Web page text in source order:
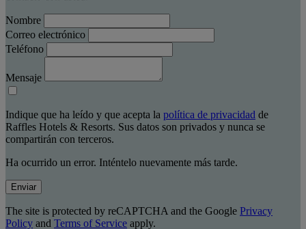
Nombre
Correo electrónico
Teléfono
Mensaje
Indique que ha leído y que acepta la política de privacidad de
Raffles Hotels & Resorts. Sus datos son privados y nunca se
compartirán con terceros.
Ha ocurrido un error. Inténtelo nuevamente más tarde.
Enviar
The site is protected by reCAPTCHA and the Google Privacy
Policy and Terms of Service apply.